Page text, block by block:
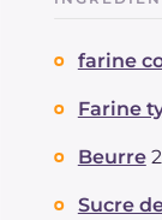
Graisses
dont acides
Cholestérol
Sodium
farine
Farine
Beurre
Sucre